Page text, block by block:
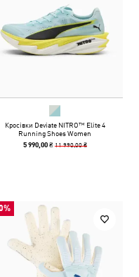
Кросівки Deviate NITRO™ Elite 4
Running Shoes Women
5 990,00 ₴ 11 990,00 ₴